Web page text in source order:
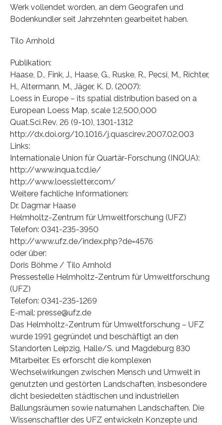
Werk vollendet worden, an dem Geografen und
Bodenkundler seit Jahrzehnten gearbeitet haben.
Tilo Arnhold
Publikation:
Haase, D., Fink, J., Haase, G., Ruske, R., Pecsi, M., Richter,
H., Altermann, M., Jäger, K. D. (2007):
Loess in Europe – its spatial distribution based on a
European Loess Map, scale 1:2,500,000
Quat.Sci.Rev. 26 (9-10), 1301-1312
http://dx.doi.org/10.1016/j.quascirev.2007.02.003
Links:
Internationale Union für Quartär-Forschung (INQUA):
http://www.inqua.tcd.ie/
http://www.loessletter.com/
Weitere fachliche Informationen:
Dr. Dagmar Haase
Helmholtz-Zentrum für Umweltforschung (UFZ)
Telefon: 0341-235-3950
http://www.ufz.de/index.php?de=4576
oder über:
Doris Böhme / Tilo Arnhold
Pressestelle Helmholtz-Zentrum für Umweltforschung
(UFZ)
Telefon: 0341-235-1269
E-mail: presse@ufz.de
Das Helmholtz-Zentrum für Umweltforschung – UFZ
wurde 1991 gegründet und beschäftigt an den
Standorten Leipzig, Halle/S. und Magdeburg 830
Mitarbeiter. Es erforscht die komplexen
Wechselwirkungen zwischen Mensch und Umwelt in
genutzten und gestörten Landschaften, insbesondere
dicht besiedelten städtischen und industriellen
Ballungsräumen sowie naturnahen Landschaften. Die
Wissenschaftler des UFZ entwickeln Konzepte und